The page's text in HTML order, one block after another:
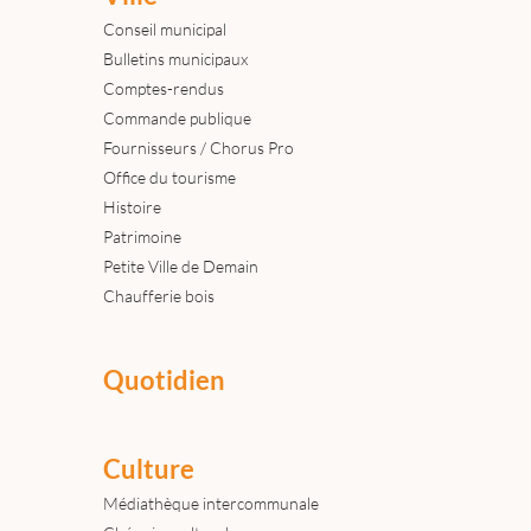
Conseil municipal
Bulletins municipaux
Comptes-rendus
Commande publique
Fournisseurs / Chorus Pro
Office du tourisme
Histoire
Patrimoine
Petite Ville de Demain
Chaufferie bois
Quotidien
Culture
Médiathèque intercommunale